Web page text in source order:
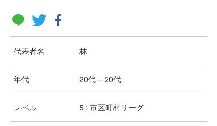
代表者名 林
年代 20代 -- 20代
レベル 5 : 市区町村リーグ